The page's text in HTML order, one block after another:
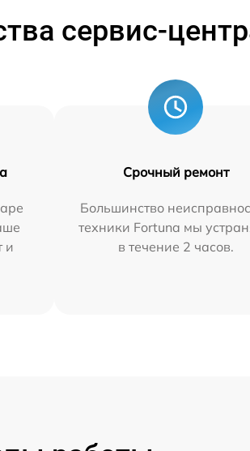
сервис-
и
Срочный ремонт
Большинство
техники Fortuna мы
в течение 2 часов.